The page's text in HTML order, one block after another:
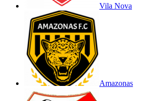
Vila Nova
Amazonas